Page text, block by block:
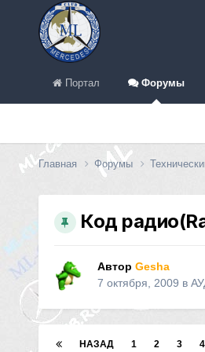
Портал Форумы
Главная Форумы
Код
Автор Gesha
7 октября, 2009 в
НАЗАД 1 2 3 4